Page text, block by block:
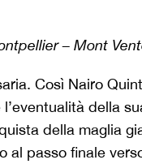
– Mont
Così Nairo
della
della maglia
al passo finale